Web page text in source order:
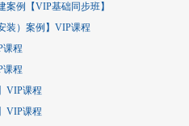
案例【VIP基础同步班】
装）案例】VIP课程
课程
课程
VIP课程
VIP课程